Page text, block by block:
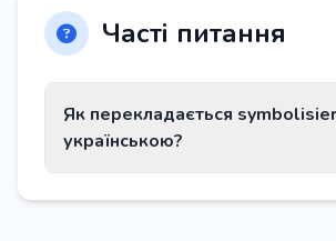
Часті питання
Як перекладається
українською?
Слово symbolisieren